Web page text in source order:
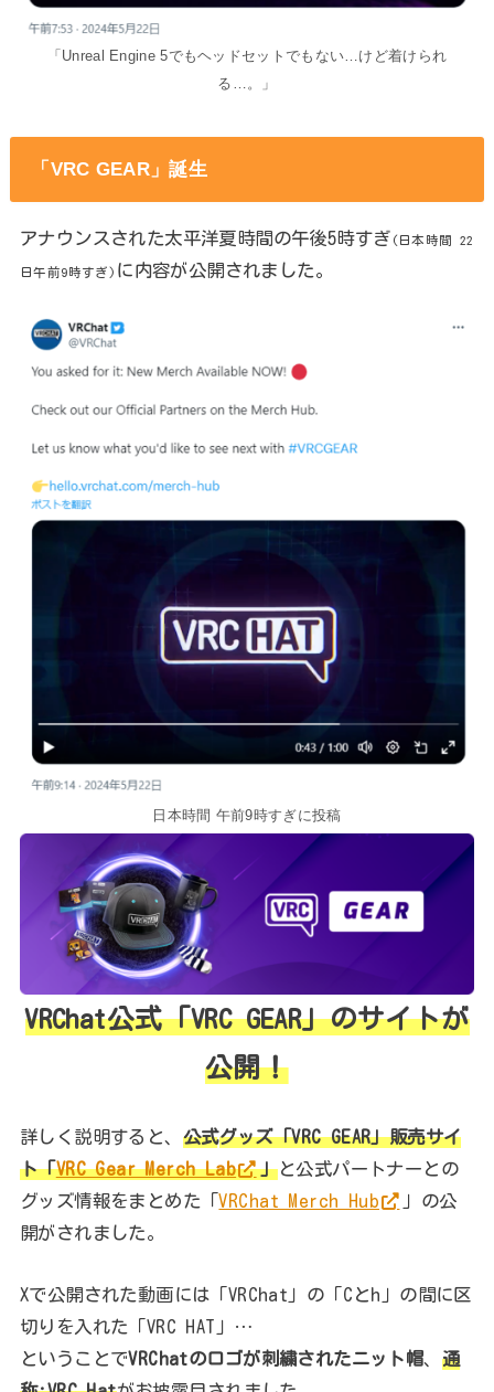
「Unreal Engine 5でもヘッドセットでもない…けど着けられ
る…。」
「VRC GEAR」誕生
アナウンスされた太平洋夏時間の午後5時すぎ (日本時間 22
日午前9時すぎ) に内容が公開されました。
日本時間 午前9時すぎに投稿
VRChat公式「VRC GEAR」のサイトが
公開！
詳しく説明すると、 公式グッズ「VRC GEAR」販売サイ
ト「VRC Gear Merch Lab 」と公式パートナーとの
グッズ情報をまとめた「VRChat Merch Hub
」の公
開がされました。
Xで公開された動画には「VRChat」の「Cとh」の間に区
切りを入れた「VRC HAT」…
ということでVRChatのロゴが刺繍されたニット帽、 通